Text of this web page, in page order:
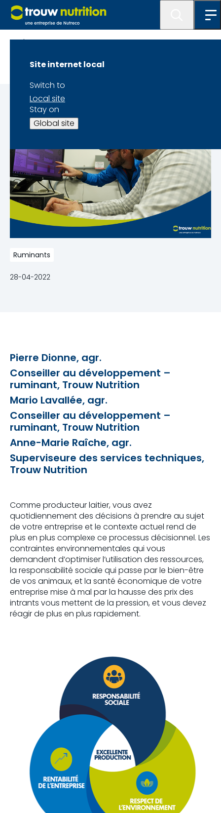
Site internet local
Switch to
Local site
Stay on
Global site
Blogue
Ruminants
28-04-2022
Pierre Dionne, agr.
Conseiller au développement –
ruminant, Trouw Nutrition
Mario Lavallée, agr.
Conseiller au développement –
ruminant, Trouw Nutrition
Anne-Marie Raîche, agr.
Superviseure des services techniques,
Trouw Nutrition
Comme producteur laitier, vous avez
quotidiennement des décisions à prendre au sujet
de votre entreprise et le contexte actuel rend de
plus en plus complexe ce processus décisionnel. Les
contraintes environnementales qui vous
demandent d’optimiser l’utilisation des ressources,
la responsabilité sociale qui passe par le bien-être
de vos animaux, et la santé économique de votre
entreprise mise à mal par la hausse des prix des
intrants vous mettent de la pression, et vous devez
réagir de plus en plus rapidement.